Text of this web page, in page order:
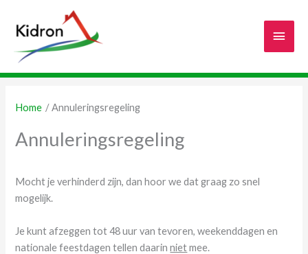
naar
inhoud
Home Annuleringsregeling
Annuleringsregeling
Mocht je verhinderd zijn, dan hoor we dat graag zo snel
mogelijk.
Je kunt afzeggen tot 48 uur van tevoren, weekenddagen en
nationale feestdagen tellen daarinnietmee.